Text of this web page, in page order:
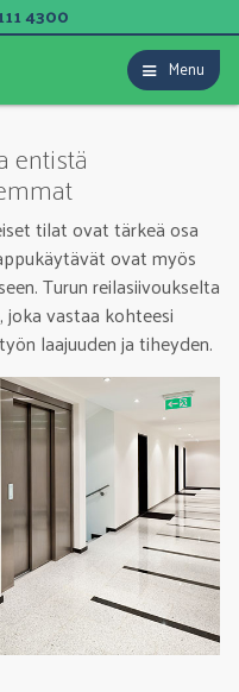
4300
Menu
entistä
tilat ovat tärkeä osa
ovat myös
Turun reilasiivoukselta
vastaa kohteesi
laajuuden ja tiheyden.